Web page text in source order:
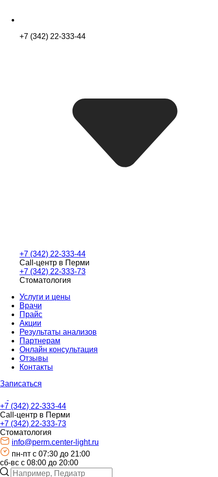
+7 (342) 22-333-44
+7 (342) 22-333-44
Call-центр в Перми
+7 (342) 22-333-73
Стоматология
Услуги и цены
Врачи
Прайс
Акции
Результаты анализов
Партнерам
Онлайн консультация
Отзывы
Контакты
Записаться
+7 (342) 22-333-44
Call-центр в Перми
+7 (342) 22-333-73
Стоматология
info@perm.center-light.ru
пн-пт c 07:30 до 21:00
сб-вс с 08:00 до 20:00